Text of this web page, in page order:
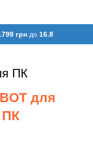
грн до 16.8
ПК
для
ПК